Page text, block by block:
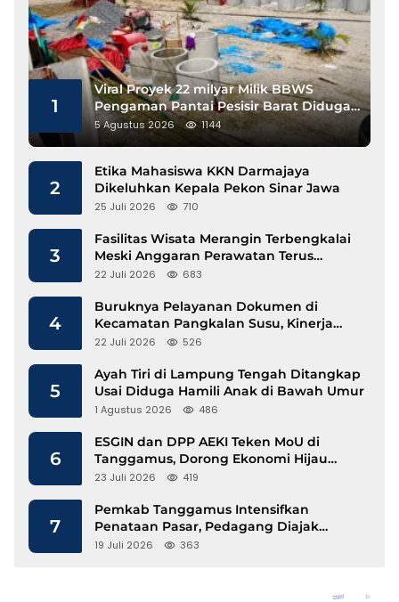
1
Viral Proyek 22 milyar Milik BBWS
Pengaman Pantai Pesisir Barat Diduga
Gunakan Besi Banci
5 Agustus 2026 1144
2
Etika Mahasiswa KKN Darmajaya
Dikeluhkan Kepala Pekon Sinar Jawa
25 Juli 2026 710
3
Fasilitas Wisata Merangin Terbengkalai
Meski Anggaran Perawatan Terus
Mengalir
22 Juli 2026 683
4
Buruknya Pelayanan Dokumen di
Kecamatan Pangkalan Susu, Kinerja
Disdukcapil Langkat Disorot
22 Juli 2026 526
5
Ayah Tiri di Lampung Tengah Ditangkap
Usai Diduga Hamili Anak di Bawah Umur
1 Agustus 2026 486
6
ESGIN dan DPP AEKI Teken MoU di
Tanggamus, Dorong Ekonomi Hijau
Berbasis Kopi dan Perdagangan Karbon
23 Juli 2026 419
7
Pemkab Tanggamus Intensifkan
Penataan Pasar, Pedagang Diajak
Tempati Pasar Modern Talang Padang
19 Juli 2026 363